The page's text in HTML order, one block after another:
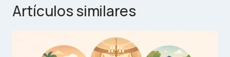
Artículos similares